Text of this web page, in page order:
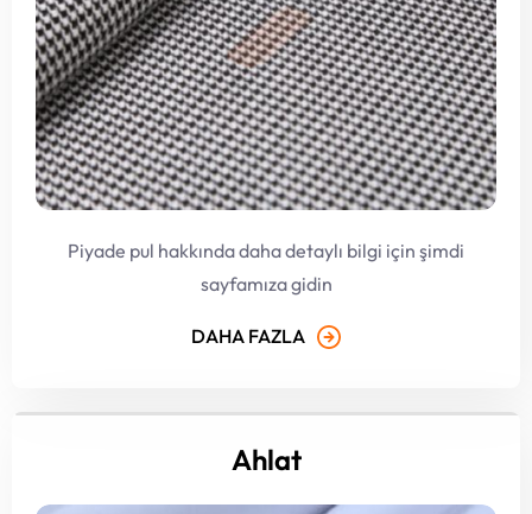
Piyade pul hakkında daha detaylı bilgi için şimdi
sayfamıza gidin
DAHA FAZLA
Ahlat